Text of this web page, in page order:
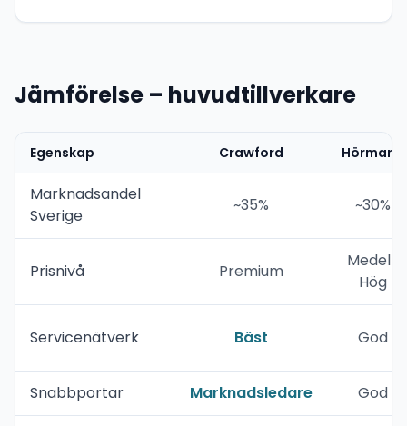
Jämförelse – huvudtillverkare
Egenskap Crawford Hörmann
Marknadsandel
Sverige
~35% ~30%
Prisnivå Premium
Medel-
Hög
Servicenätverk Bäst God
Snabbportar Marknadsledare God